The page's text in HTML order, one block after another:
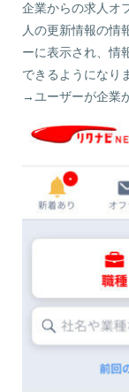
企業からの求人オ
人の更新情報の情
ーに表示され、情
できるようになり
→ユーザーが企業